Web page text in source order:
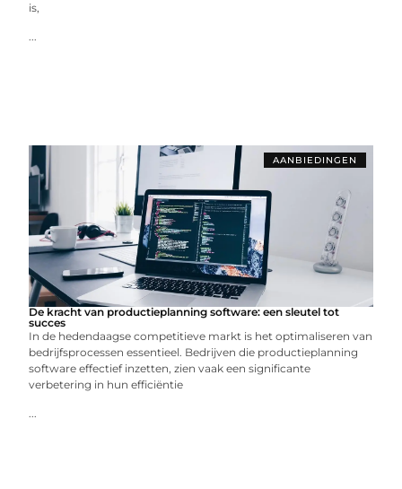
is,
...
AANBIEDINGEN
De kracht van productieplanning software: een sleutel tot
succes
In de hedendaagse competitieve markt is het optimaliseren van
bedrijfsprocessen essentieel. Bedrijven die productieplanning
software effectief inzetten, zien vaak een significante
verbetering in hun efficiëntie
...